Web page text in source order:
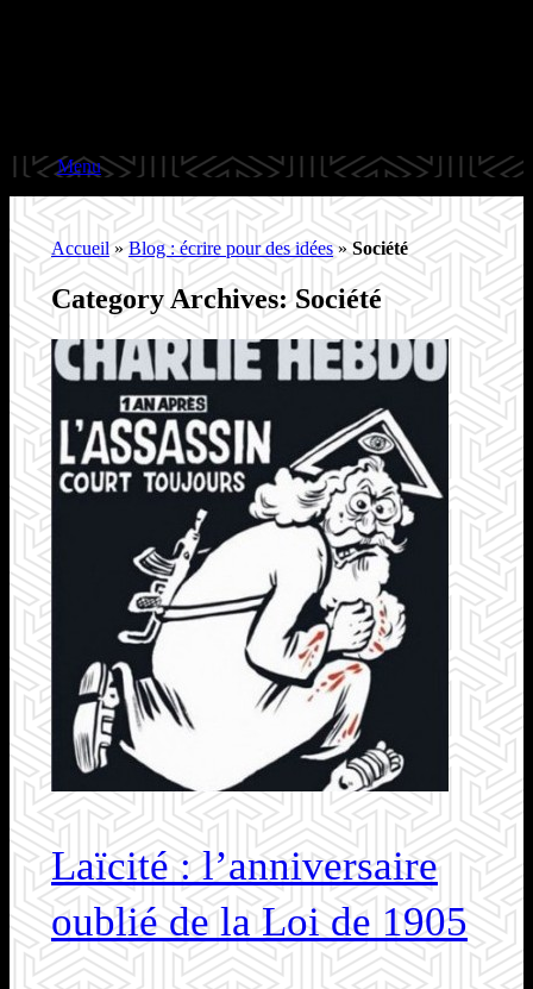
Menu
Accueil»Blog : écrire pour des idées»Société
Category Archives:Société
Laïcité : l’anniversaire
oublié de la Loi de 1905